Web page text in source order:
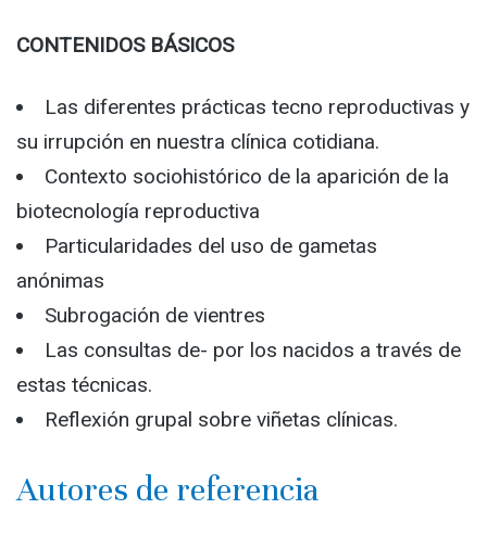
CONTENIDOS BÁSICOS
Las diferentes prácticas tecno reproductivas y
su irrupción en nuestra clínica cotidiana.
Contexto sociohistórico de la aparición de la
biotecnología reproductiva
Particularidades del uso de gametas
anónimas
Subrogación de vientres
Las consultas de- por los nacidos a través de
estas técnicas.
Reflexión grupal sobre viñetas clínicas.
Autores de referencia